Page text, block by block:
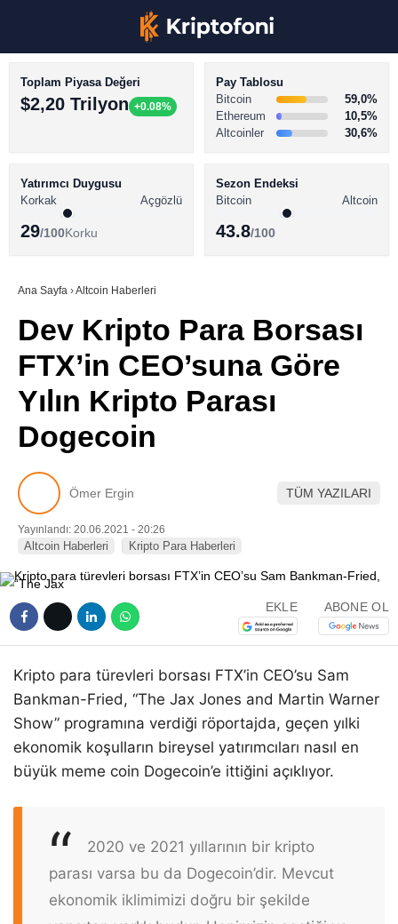
Youtube
TikTok
BİTCOİN HABERLERİ
ALTCOİN HABERLERİ
SÖZLÜK
Toplam Piyasa Değeri
$2,20 Trilyon +0.08%
Pay Tablosu
Bitcoin
59,0%
Ethereum
10,5%
Altcoinler
30,6%
Yatırımcı Duygusu
Korkak
Açgözlü
29/100Korku
Sezon Endeksi
Bitcoin
Altcoin
43.8/100
Ana Sayfa ›Altcoin Haberleri
Dev Kripto Para Borsası
FTX’in CEO’suna Göre
Yılın Kripto Parası
Dogecoin
Ömer Ergin TÜM YAZILARI
Yayınlandı: 20.06.2021 - 20:26
Altcoin Haberleri Kripto Para Haberleri
EKLE ABONE OL
Kripto para türevleri borsası FTX’in CEO’su Sam
Bankman-Fried, “The Jax Jones and Martin Warner
Show” programına verdiği röportajda, geçen yılki
ekonomik koşulların bireysel yatırımcıları nasıl en
büyük meme coin Dogecoin’e ittiğini açıklıyor.
2020 ve 2021 yıllarının bir kripto
parası varsa bu da Dogecoin’dir. Mevcut
ekonomik iklimimizi doğru bir şekilde